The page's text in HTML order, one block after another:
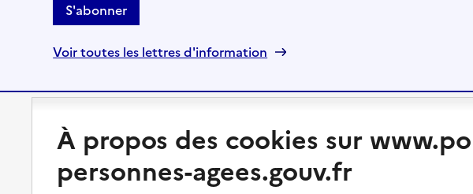
S'abonner
Voir toutes les lettres d'information
Préserver son autonomie
Perte d'autonomie : évaluation
et droits
Bénéficier d'aide à domicile
À propos des cookies sur
personnes-agees.gouv.fr